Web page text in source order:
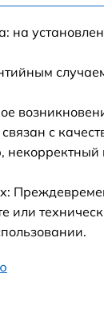
на
с
некорректный
или